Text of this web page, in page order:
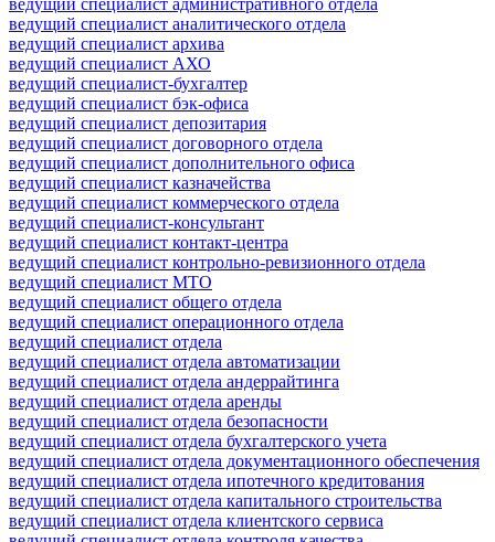
ведущий специалист аналитического отдела
ведущий специалист архива
ведущий специалист АХО
ведущий специалист-бухгалтер
ведущий специалист бэк-офиса
ведущий специалист депозитария
ведущий специалист договорного отдела
ведущий специалист дополнительного офиса
ведущий специалист казначейства
ведущий специалист коммерческого отдела
ведущий специалист-консультант
ведущий специалист контакт-центра
ведущий специалист контрольно-ревизионного отдела
ведущий специалист МТО
ведущий специалист общего отдела
ведущий специалист операционного отдела
ведущий специалист отдела
ведущий специалист отдела автоматизации
ведущий специалист отдела андеррайтинга
ведущий специалист отдела аренды
ведущий специалист отдела безопасности
ведущий специалист отдела бухгалтерского учета
ведущий специалист отдела документационного обеспечения
ведущий специалист отдела ипотечного кредитования
ведущий специалист отдела капитального строительства
ведущий специалист отдела клиентского сервиса